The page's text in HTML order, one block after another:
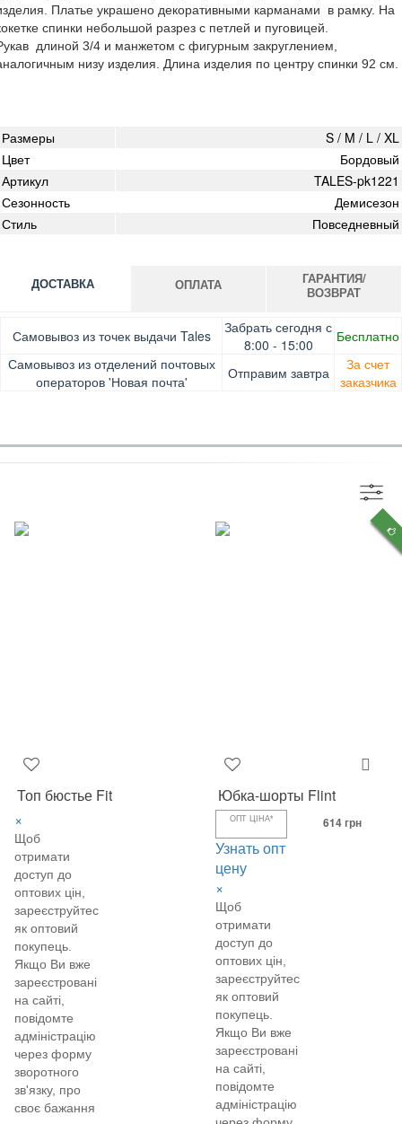
Платье украшено декоративными карманами в рамку. На
спинки небольшой разрез с петлей и пуговицей.
длиной 3/4 и манжетом с фигурным закруглением,
низу изделия. Длина изделия по центру спинки 92 см.
Размеры
S / M / L / XL
Цвет
Бордовый
Артикул
TALES-pk1221
Сезонность
Демисезон
Стиль
Повседневный
ДОСТАВКА
Самовывоз из точек выдачи Tales
Забрать сегодня с
8:00 - 15:00
Бесплатно
Самовывоз из отделений почтовых
операторов 'Новая почта'
Отправим завтра
За счет
заказчика
ОПЛАТА
Оплата при получении товара, Картой онлайн, Google
Pay, Безналичными для юридических лиц, Безналичными
для физических лиц, Apple Pay, Mastercard, Visa
ГАРАНТИЯ/
ВОЗВРАТ
Гарантия. Обмен/возврат товара в течение 14 дней.
Доставка за счет заказчика
Топ бюстье Fit
×
Щоб
отримати
доступ до
оптових цін,
зареєструйтеся
як оптовий
покупець.
Якщо Ви вже
зареєстровані
на сайті,
повідомте
адміністрацію
через форму
зворотного
зв'язку, про
своє бажання
Юбка-шорты Flint
ОПТ ЦІНА*
Узнать опт
цену
×
Щоб
отримати
доступ до
оптових цін,
зареєструйтеся
як оптовий
покупець.
Якщо Ви вже
зареєстровані
на сайті,
повідомте
адміністрацію
614 грн